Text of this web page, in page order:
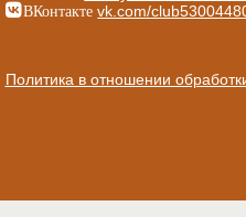
ВКонтакте vk.com/
Политика в отношении